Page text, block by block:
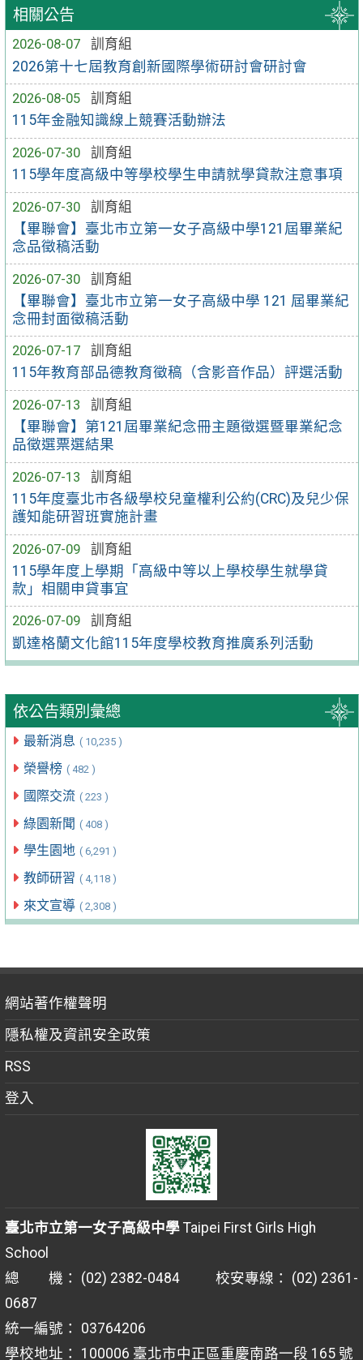
相關公告
2026-08-07
訓育組
2026第十七屆教育創新國際學術研討會研討會
2026-08-05
訓育組
115年金融知識線上競賽活動辦法
2026-07-30
訓育組
115學年度高級中等學校學生申請就學貸款注意事項
2026-07-30
訓育組
【畢聯會】臺北市立第一女子高級中學121屆畢業紀
念品徵稿活動
2026-07-30
訓育組
【畢聯會】臺北市立第一女子高級中學 121 屆畢業紀
念冊封面徵稿活動
2026-07-17
訓育組
115年教育部品德教育徵稿（含影音作品）評選活動
2026-07-13
訓育組
【畢聯會】第121屆畢業紀念冊主題徵選暨畢業紀念
品徵選票選結果
2026-07-13
訓育組
115年度臺北市各級學校兒童權利公約(CRC)及兒少保
護知能研習班實施計畫
2026-07-09
訓育組
115學年度上學期「高級中等以上學校學生就學貸
款」相關申貸事宜
2026-07-09
訓育組
凱達格蘭文化館115年度學校教育推廣系列活動
依公告類別彙總
最新消息 ( 10,235 )
榮譽榜 ( 482 )
國際交流 ( 223 )
綠園新聞 ( 408 )
學生園地 ( 6,291 )
教師研習 ( 4,118 )
來文宣導 ( 2,308 )
網站著作權聲明
隱私權及資訊安全政策
RSS
登入
臺北市立第一女子高級中學Taipei First Girls High
School
總 機： (02) 2382-0484 校安專線： (02) 2361-
0687
統一編號： 03764206
學校地址： 100006 臺北市中正區重慶南路一段 165 號